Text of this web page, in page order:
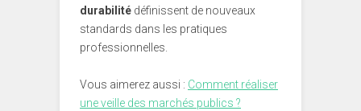
durabilité définissent de nouveaux
standards dans les pratiques
professionnelles.
Vous aimerez aussi : Comment réaliser
une veille des marchés publics ?